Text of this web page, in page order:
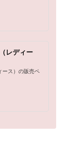
レディー
ース）の販売ペ